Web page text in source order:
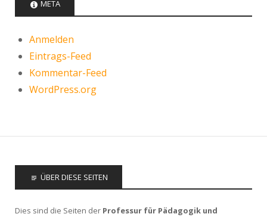
META
Anmelden
Eintrags-Feed
Kommentar-Feed
WordPress.org
ÜBER DIESE SEITEN
Dies sind die Seiten der Professur für Pädagogik und